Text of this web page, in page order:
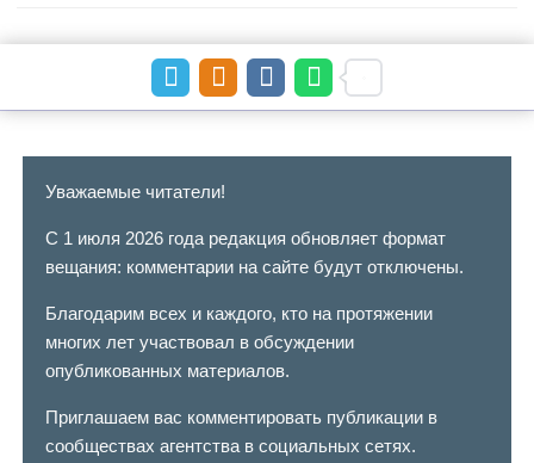
Уважаемые читатели!
С 1 июля 2026 года редакция обновляет формат
вещания: комментарии на сайте будут отключены.
Благодарим всех и каждого, кто на протяжении
многих лет участвовал в обсуждении
опубликованных материалов.
Приглашаем вас комментировать публикации в
сообществах агентства в социальных сетях.